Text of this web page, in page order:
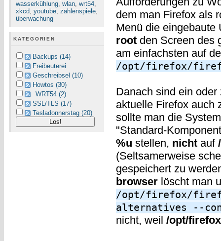
wasserkühlung, wlan, wrt54,
xkcd, youtube, zahlenspiele,
überwachung
KATEGORIEN
Backups (14)
Freibeuterei
Geschreibsel (10)
Howtos (30)
WRT54 (2)
SSL/TLS (17)
Tesladonnerstag (20)
dem man Firefox als
Menü die eingebaute
rootden Screen des
am einfachsten auf
/opt/firefox/
Danach sind ein
aktuelle Firefox auch
sollte man die
"Standard-
%u stellen, nichtauf
(Seltsamerweise
gespeichert zu
browserlöscht man
/opt/firefox/
alternatives --
nicht, weil /opt/